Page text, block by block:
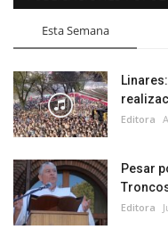
Esta Semana
Editora
Pesar
Editora